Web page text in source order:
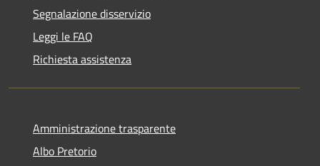
Segnalazione disservizio
Leggi le FAQ
Richiesta assistenza
Amministrazione trasparente
Albo Pretorio